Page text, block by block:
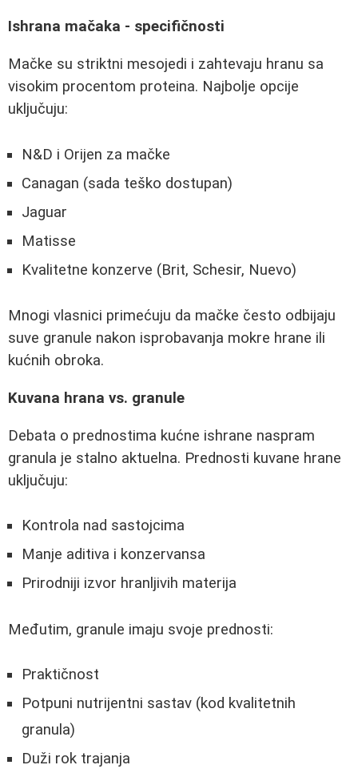
Ishrana mačaka - specifičnosti
Mačke su striktni mesojedi i zahtevaju hranu sa
visokim procentom proteina. Najbolje opcije
uključuju:
N&D i Orijen za mačke
Canagan (sada teško dostupan)
Jaguar
Matisse
Kvalitetne konzerve (Brit, Schesir, Nuevo)
Mnogi vlasnici primećuju da mačke često odbijaju
suve granule nakon isprobavanja mokre hrane ili
kućnih obroka.
Kuvana hrana vs. granule
Debata o prednostima kućne ishrane naspram
granula je stalno aktuelna. Prednosti kuvane hrane
uključuju:
Kontrola nad sastojcima
Manje aditiva i konzervansa
Prirodniji izvor hranljivih materija
Međutim, granule imaju svoje prednosti:
Praktičnost
Potpuni nutrijentni sastav (kod kvalitetnih
granula)
Duži rok trajanja